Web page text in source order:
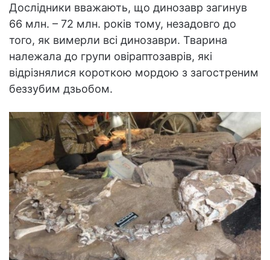
Дослідники вважають, що динозавр загинув
66 млн. – 72 млн. років тому, незадовго до
того, як вимерли всі динозаври. Тварина
належала до групи овіраптозаврів, які
відрізнялися короткою мордою з загостреним
беззубим дзьобом.